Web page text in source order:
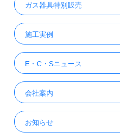
ガス器具特別販売
施工実例
E・C・Sニュース
会社案内
お知らせ